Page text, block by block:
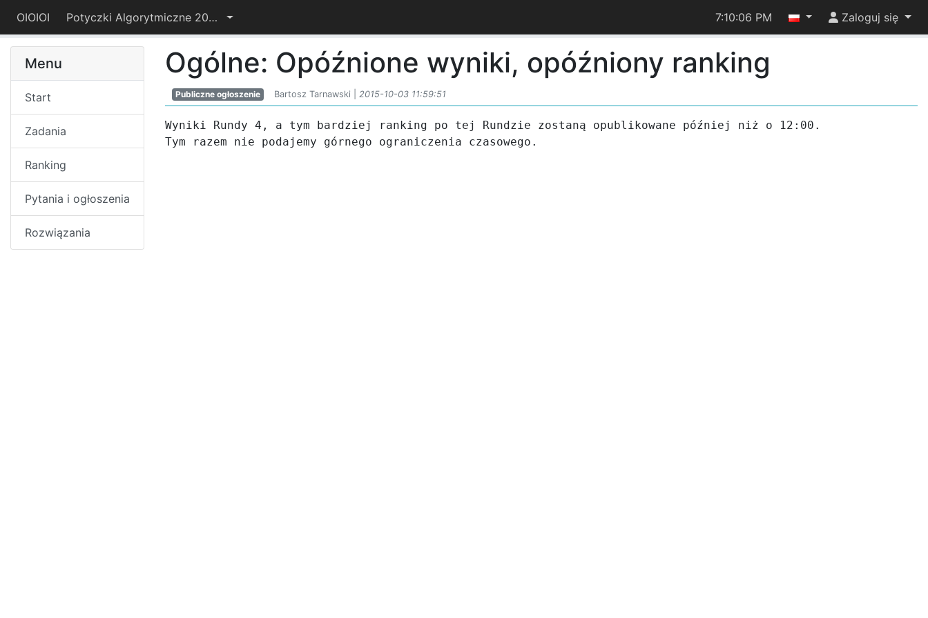
OIOIOI Potyczki Algorytmiczne 2015 7:10:06 PM Zaloguj się
Menu
Start
Zadania
Ranking
Pytania i ogłoszenia
Rozwiązania
Ogólne: Opóźnione wyniki, opóźniony ranking
Publiczne ogłoszenie Bartosz Tarnawski | 2015-10-03 11:59:51
Wyniki Rundy 4, a tym bardziej ranking po tej Rundzie zostaną opublikowane później niż o 12:00.
Tym razem nie podajemy górnego ograniczenia czasowego.